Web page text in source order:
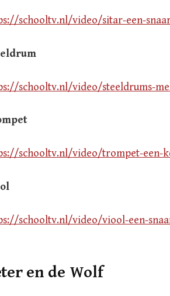
schooltv.nl/video/sitar-een-
schooltv.nl/video/steeldrums-
schooltv.nl/video/trompet-een-
schooltv.nl/video/viool-een-
en de Wolf